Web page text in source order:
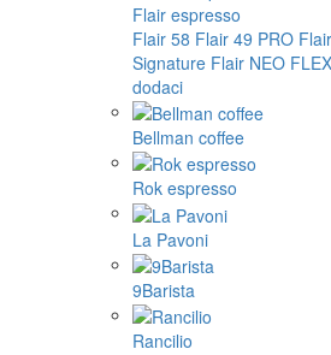
Flair espresso
Flair 58 Flair 49 PRO
Signature Flair NEO FLEX
dodaci
Bellman coffee
Rok espresso
La Pavoni
9Barista
Rancilio